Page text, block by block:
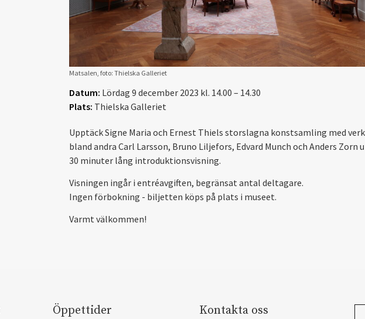
Matsalen, foto: Thielska Galleriet
Datum: Lördag 9 december 2023 kl. 14.00 – 14.30
Plats: Thielska Galleriet
Upptäck Signe Maria och Ernest Thiels storslagna konstsamling med
bland andra Carl Larsson, Bruno Liljefors, Edvard Munch och Anders Zorn
30 minuter lång introduktionsvisning.
Visningen ingår i entréavgiften, begränsat antal deltagare.
Ingen förbokning - biljetten köps på plats i museet.
Varmt välkommen!
Öppettider Kontakta oss